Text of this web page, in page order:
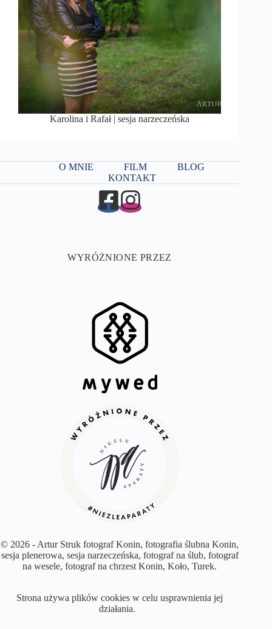
Karolina i Rafał | sesja narzeczeńska
O MNIE FILM
BLOG
KONTAKT
WYRÓŻNIONE PRZEZ
© 2026 - Artur Struk fotograf Konin, fotografia ślubna Konin,
sesja plenerowa, sesja narzeczeńska, fotograf na ślub, fotograf
na wesele, fotograf na chrzest Konin, Koło, Turek.
Strona używa plików cookies w celu usprawnienia jej
działania.